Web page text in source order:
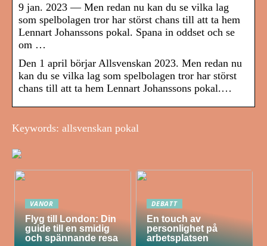
9 jan. 2023 — Men redan nu kan du se vilka lag
som spelbolagen tror har störst chans till att ta hem
Lennart Johanssons pokal. Spana in oddset och se
om …
Den 1 april börjar Allsvenskan 2023. Men redan nu
kan du se vilka lag som spelbolagen tror har störst
chans till att ta hem Lennart Johanssons pokal.…
Keywords: allsvenskan pokal
VANOR
Flyg till London: Din
guide till en smidig
och spännande resa
DEBATT
En touch av
personlighet på
arbetsplatsen